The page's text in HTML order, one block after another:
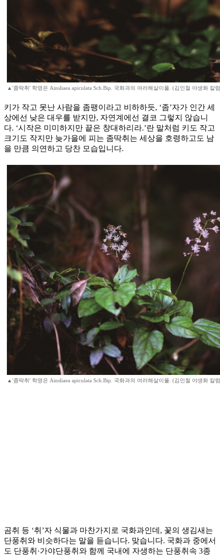
▲'좀딱취' 학명은 Ainsliaea apiculata Sch.Bip. 국화과의 여러해살이풀. (김인철 야생화 칼
키가 작고 못난 사람을 좀팽이라고 비하하듯, ‘좀’자가 인간 세
상에선 낮은 대우를 받지만, 자연계에선 결코 그렇지 않습니
다. ‘시작은 미미하지만 끝은 창대하리라.’란 말처럼 키도 작고
크기도 작지만 늦가을에 피는 좀딱취는 세상을 호령하고도 남
을 만큼 의연하고 당찬 모습입니다.
▲'좀딱취' 학명은 Ainsliaea apiculata Sch.Bip. 국화과의 여러해살이풀. (김인철 야생화 칼
곰취 등 ‘취’자 식물과 마찬가지로 국화과인데, 꽃의 생김새는
단풍취와 비슷하다는 말을 듣습니다. 맞습니다. 국화과 중에서
도 단풍취·가야단풍취와 함께 국내에 자생하는 단풍취속 3종